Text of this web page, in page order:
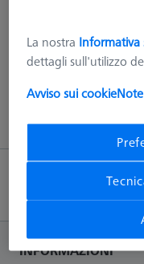
INFORMAZIONI
La nostra Informativa
dettagli sull'utilizzo
Avviso sui cookie